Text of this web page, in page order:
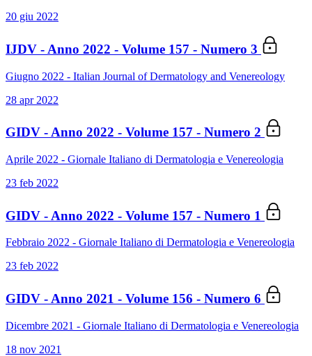
20 giu 2022
IJDV - Anno 2022 - Volume 157 - Numero 3
Giugno 2022 - Italian Journal of Dermatology and Venereology
28 apr 2022
GIDV - Anno 2022 - Volume 157 - Numero 2
Aprile 2022 - Giornale Italiano di Dermatologia e Venereologia
23 feb 2022
GIDV - Anno 2022 - Volume 157 - Numero 1
Febbraio 2022 - Giornale Italiano di Dermatologia e Venereologia
23 feb 2022
GIDV - Anno 2021 - Volume 156 - Numero 6
Dicembre 2021 - Giornale Italiano di Dermatologia e Venereologia
18 nov 2021